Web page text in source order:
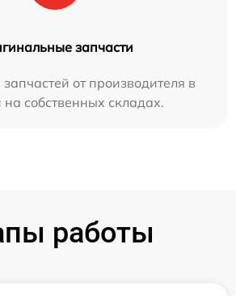
запчасти
от производителя в
собственных складах.
работы